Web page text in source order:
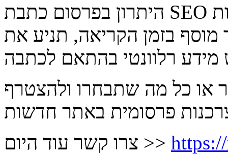
היתרון בפרסום כתבת SEO בחדשות NWS תעניק ללקוח
מוסף בזמן הקריאה, תניע את
או כל מה שתבחרו ולהצטרף
צרו קשר עוד היום >>